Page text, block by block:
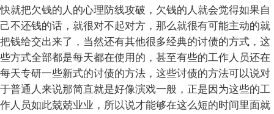
快就把欠钱的人的心理防线攻破，欠钱的人就会觉得如果自
己不还钱的话，就很对不起对方，那么就很有可能主动的就
把钱给交出来了，当然还有其他很多经典的讨债的方式，这
些方式全部都是每天都在使用的，甚至有些的工作人员还在
每天专研一些新式的讨债的方法，这些讨债的方法可以说对
于普通人来说那简直就是好像演戏一般，正是因为这些的工
作人员如此兢兢业业，所以说才能够在这么短的时间里面就